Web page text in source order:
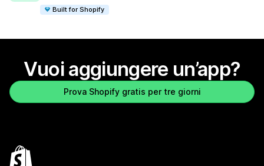
Built for Shopify
Vuoi aggiungere un’app?
Prova Shopify gratis per tre giorni